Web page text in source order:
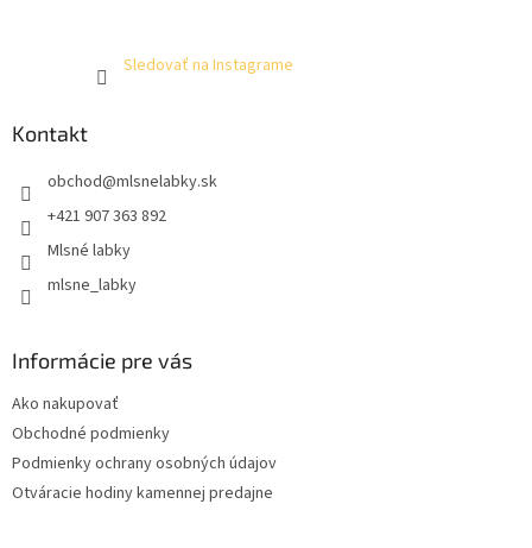
Sledovať na Instagrame
Kontakt
obchod@mlsnelabky.sk
+421 907 363 892
Mlsné labky
mlsne_labky
Informácie pre vás
Ako nakupovať
Obchodné podmienky
Podmienky ochrany osobných údajov
Otváracie hodiny kamennej predajne